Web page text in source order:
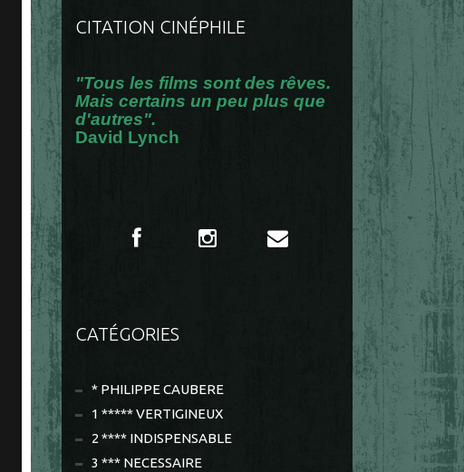
CITATION CINÉPHILE
"Tous les films sont des rêves.
Mais certains un peu plus que
d'autres".
David Lynch
CATÉGORIES
* PHILIPPE CAUBERE
1 ***** VERTIGINEUX
2 **** INDISPENSABLE
3 *** NECESSAIRE